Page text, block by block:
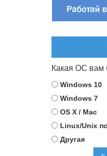
Какая ОС вам
Windows 10
Windows 7
OS X / Mac
Linux/Unix
Другая